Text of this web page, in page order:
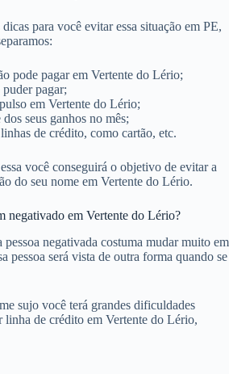
para você evitar essa situação em PE,
pode pagar em Vertente do Lério;
pagar;
em Vertente do Lério;
seus ganhos no mês;
de crédito, como cartão, etc.
você conseguirá o objetivo de evitar a
do seu nome em Vertente do Lério.
negativado em Vertente do Lério?
negativada costuma mudar muito em
pessoa será vista de outra forma quando se
sujo você terá grandes dificuldades
linha de crédito em Vertente do Lério,